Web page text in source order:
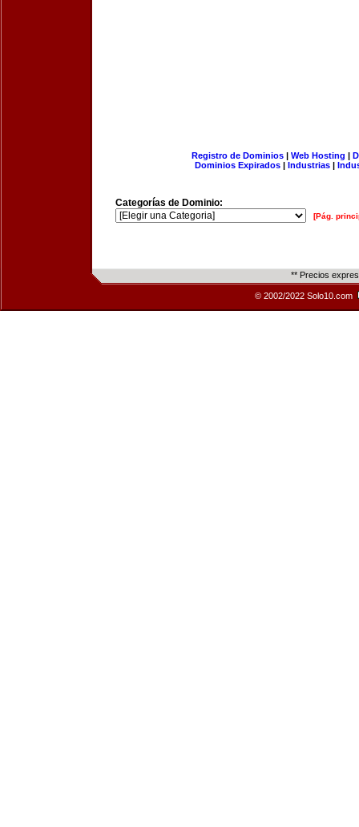
Registro de Dominios| Web Hosting |
Dominios Expirados | Industrias |
Categorías de Dominio:
[Pág.
** Precios
© 2002/2022 Solo10.com